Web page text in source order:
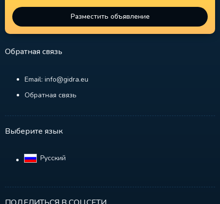
Разместить объявление
Обратная связь
Email: info@gidra.eu
Обратная связь
Выберите язык
Русский‎